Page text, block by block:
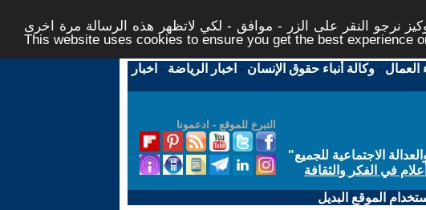
نرجو النقر على الزر - موافق - لكي لاتظهر هذه الرسالة مرة اخرى -
This website uses cookies to ensure you get the best experience
العمال -وكالة أنباء حقوق الإنسان - اخبار الرياضة - اخبار
التبرع للموقع - ادعمونا
الاجتماعية للجميع"
في الفكر والثقافة
الموقع البديل